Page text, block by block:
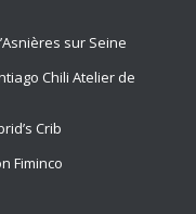
sur Seine
Chili Atelier de
Crib
Fiminco